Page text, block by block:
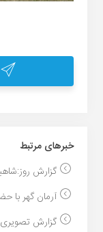
خبر‌های مرتبط
گزارش
آرمان گهر با
گزارش